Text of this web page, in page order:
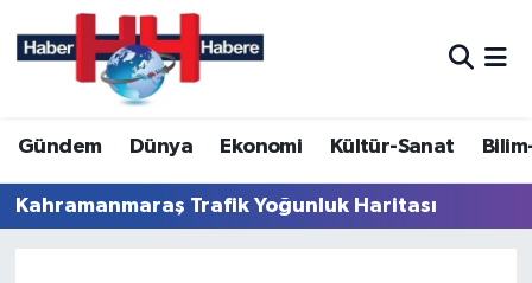
Gündem Dünya Ekonomi Kültür-Sanat
Kahramanmaraş Trafik Yoğunluk Haritası
Hava Durumu
Trafik Durumu
Süper Lig Puan Durumu ve Fikstür